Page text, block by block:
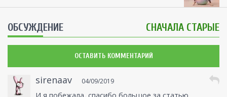
ОБСУЖДЕНИЕ СНАЧАЛА СТАРЫЕ
ОСТАВИТЬ КОММЕНТАРИЙ
sirenaav 04/09/2019